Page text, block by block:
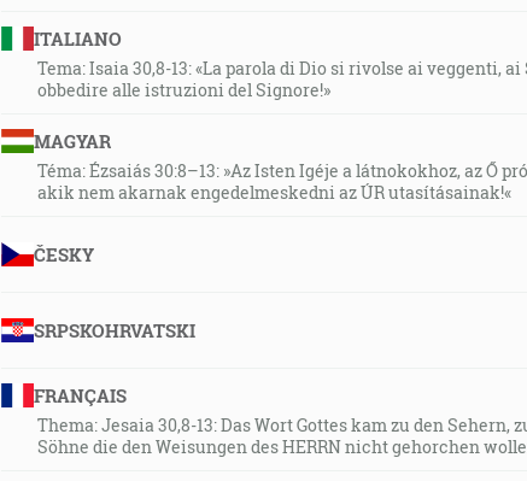
ITALIANO
Tema: Isaia 30,8-13: «La parola di Dio si rivolse ai veggenti,
obbedire alle istruzioni del Signore!»
MAGYAR
Téma: Ézsaiás 30:8–13: »Az Isten Igéje a látnokokhoz, az Ő
akik nem akarnak engedelmeskedni az ÚR utasításainak!«
ČESKY
SRPSKOHRVATSKI
FRANÇAIS
Thema: Jesaia 30,8-13: Das Wort Gottes kam zu den
Söhne die den Weisungen des HERRN nicht gehorchen